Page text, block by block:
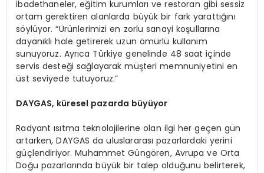
ibadethaneler, eğitim kurumları ve restoran gibi sessiz
ortam gerektiren alanlarda büyük bir fark yarattığını
söylüyor. “Ürünlerimizi en zorlu sanayi koşullarına
dayanıklı hale getirerek uzun ömürlü kullanım
sunuyoruz. Ayrıca Türkiye genelinde 48 saat içinde
servis desteği sağlayarak müşteri memnuniyetini en
üst seviyede tutuyoruz.”
DAYGAS, küresel pazarda büyüyor
Radyant ısıtma teknolojilerine olan ilgi her geçen gün
artarken, DAYGAS da uluslararası pazarlardaki yerini
güçlendiriyor. Muhammet Güngören, Avrupa ve Orta
Doğu pazarlarında büyük bir talep olduğunu belirterek,